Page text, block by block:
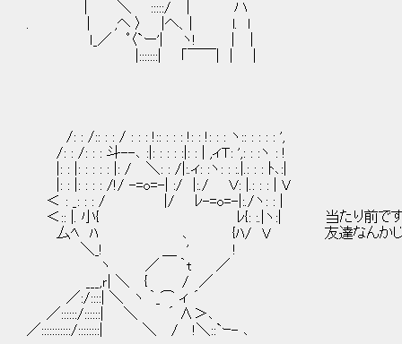
| ＼ :::::/ │ ハ
. | ,ヘ 〉 |へ、| l. l
ｌ_／ ﾟ〈`ー'| ヽ! │ |
|:::::::| ｢￣￣| │ |
/: : /:: : : / : : : !:: : : : !: : !: : : ヽ:: : : : : ',
/: : /: : : 斗--､ :|: : : : :|: : | ,ィＴ: ',: : :ヽ : !
|: : |: : : : : |: / ＼: : /|:.ィ: :ヽ: : :.|.: : : ﾄ､:|
|: : |: : : : /!/ -=o=-| :/ |:./ Ｖ: |.: : : | V
＜ : _: : : / |/ ﾚ-=o=-|:./ヽ: : |
＜:: |. 小{ ﾚ{: :.|ヽ:| 当たり前です
厶ﾍ ﾊ ､ {ﾊ/ V 友達なんかじゃあり
＼_! ＿ ' !
ヽ ／ ｀t ／
___,ｒ| ＼ { / ／
／:/::::| ＼ ヽ ｀_⌒ ィ ´
／::::::/::::::| ＼ ´ ∧＞､
／:::::::::::/::::::::| ＼ / !＼::`ｰ- ､